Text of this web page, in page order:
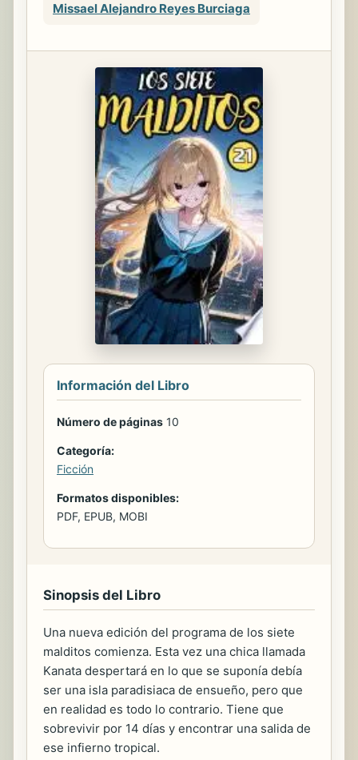
Missael Alejandro Reyes Burciaga
Información del Libro
Número de páginas 10
Categoría:
Ficción
Formatos disponibles:
PDF, EPUB, MOBI
Sinopsis del Libro
Una nueva edición del programa de los siete
malditos comienza. Esta vez una chica llamada
Kanata despertará en lo que se suponía debía
ser una isla paradisiaca de ensueño, pero que
en realidad es todo lo contrario. Tiene que
sobrevivir por 14 días y encontrar una salida de
ese infierno tropical.